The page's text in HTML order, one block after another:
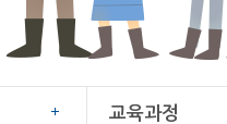
교육과정